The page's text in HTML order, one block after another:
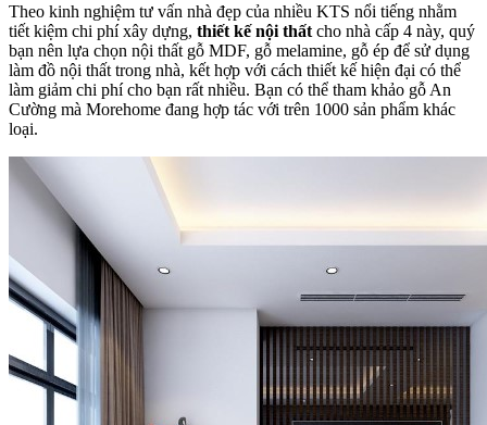
Theo kinh nghiệm tư vấn nhà đẹp của nhiều KTS nổi tiếng nhằm
tiết kiệm chi phí xây dựng, thiết kế nội thất cho nhà cấp 4 này, quý
bạn nên lựa chọn nội thất gỗ MDF, gỗ melamine, gỗ ép để sử dụng
làm đồ nội thất trong nhà, kết hợp với cách thiết kế hiện đại có thể
làm giảm chi phí cho bạn rất nhiều. Bạn có thể tham khảo gỗ An
Cường mà Morehome đang hợp tác với trên 1000 sản phẩm khác
loại.